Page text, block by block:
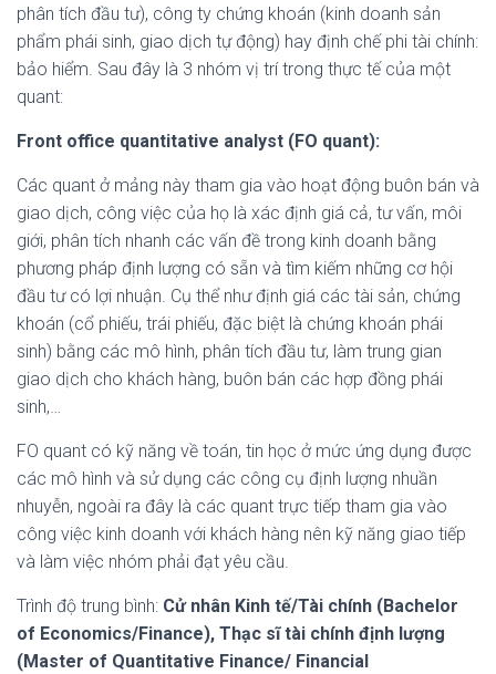
phân tích đầu tư), công ty chứng khoán (kinh doanh sản
phẩm phái sinh, giao dịch tự động) hay định chế phi tài chính:
bảo hiểm. Sau đây là 3 nhóm vị trí trong thực tế của một
quant:
Front office quantitative analyst (FO quant):
Các quant ở mảng này tham gia vào hoạt động buôn bán và
giao dịch, công việc của họ là xác định giá cả, tư vấn, môi
giới, phân tích nhanh các vấn đề trong kinh doanh bằng
phương pháp định lượng có sẵn và tìm kiếm những cơ hội
đầu tư có lợi nhuận. Cụ thể như định giá các tài sản, chứng
khoán (cổ phiếu, trái phiếu, đặc biệt là chứng khoán phái
sinh) bằng các mô hình, phân tích đầu tư, làm trung gian
giao dịch cho khách hàng, buôn bán các hợp đồng phái
sinh,…
FO quant có kỹ năng về toán, tin học ở mức ứng dụng được
các mô hình và sử dụng các công cụ định lượng nhuần
nhuyễn, ngoài ra đây là các quant trực tiếp tham gia vào
công việc kinh doanh với khách hàng nên kỹ năng giao tiếp
và làm việc nhóm phải đạt yêu cầu.
Trình độ trung bình: Cử nhân Kinh tế/Tài chính (Bachelor
of Economics/Finance), Thạc sĩ tài chính định lượng
(Master of Quantitative Finance/ Financial